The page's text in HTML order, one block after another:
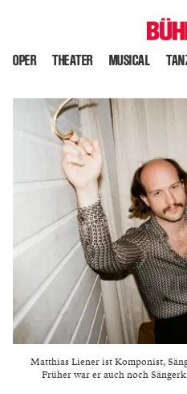
OPER THEATER MUSICAL
Matthias Liener ist Komponist,
Früher war er auch noch